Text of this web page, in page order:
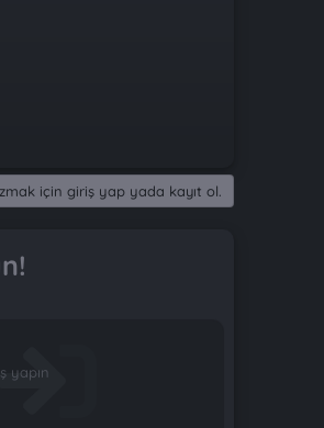
için giriş yap yada kayıt ol.
yapın